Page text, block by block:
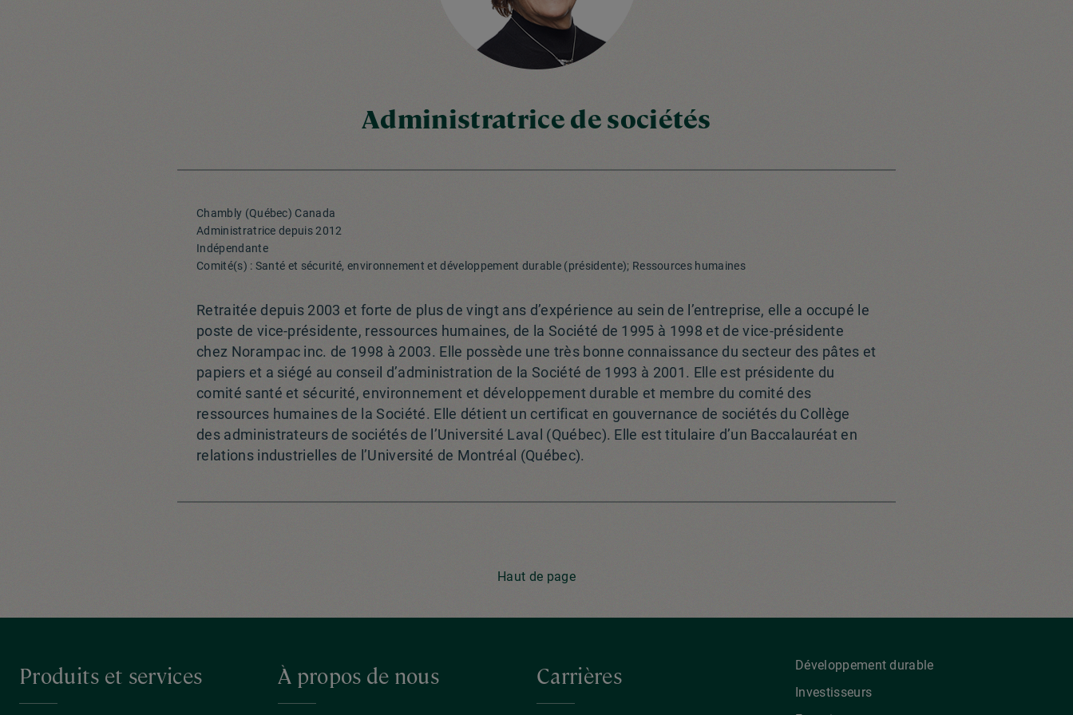
Administratrice de sociétés
Chambly (Québec) Canada
Administratrice depuis 2012
Indépendante
Comité(s) : Santé et sécurité, environnement et développement durable (présidente); Ressources humaines
Retraitée depuis 2003 et forte de plus de vingt ans d’expérience au sein de l’entreprise, elle a occupé le
poste de vice-présidente, ressources humaines, de la Société de 1995 à 1998 et de vice-présidente
chez Norampac inc. de 1998 à 2003. Elle possède une très bonne connaissance du secteur des pâtes et
papiers et a siégé au conseil d’administration de la Société de 1993 à 2001. Elle est présidente du
comité santé et sécurité, environnement et développement durable et membre du comité des
ressources humaines de la Société. Elle détient un certificat en gouvernance de sociétés du Collège
des administrateurs de sociétés de l’Université Laval (Québec). Elle est titulaire d’un Baccalauréat en
relations industrielles de l’Université de Montréal (Québec).
Haut de page
Produits et services À propos de nous Carrières
Développement durable
Investisseurs